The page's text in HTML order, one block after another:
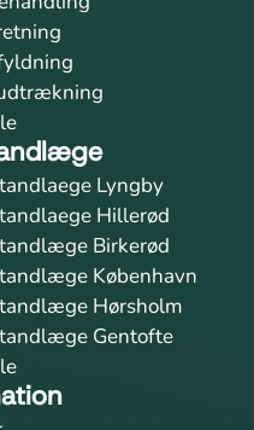
Lyngby
Hillerød
Birkerød
København
Hørsholm
Gentofte